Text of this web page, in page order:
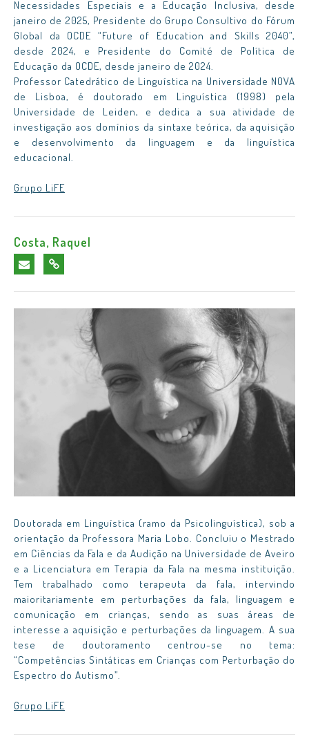
Necessidades Especiais e a Educação Inclusiva, desde
janeiro de 2025, Presidente do Grupo Consultivo do Fórum
Global da OCDE “Future of Education and Skills 2040”,
desde 2024, e Presidente do Comité de Política de
Educação da OCDE, desde janeiro de 2024.
Professor Catedrático de Linguística na Universidade NOVA
de Lisboa, é doutorado em Linguística (1998) pela
Universidade de Leiden, e dedica a sua atividade de
investigação aos domínios da sintaxe teórica, da aquisição
e desenvolvimento da linguagem e da linguística
educacional.
Grupo LiFE
Costa, Raquel
Doutorada em Linguística (ramo da Psicolinguística), sob a
orientação da Professora Maria Lobo. Concluiu o Mestrado
em Ciências da Fala e da Audição na Universidade de Aveiro
e a Licenciatura em Terapia da Fala na mesma instituição.
Tem trabalhado como terapeuta da fala, intervindo
maioritariamente em perturbações da fala, linguagem e
comunicação em crianças, sendo as suas áreas de
interesse a aquisição e perturbações da linguagem. A sua
tese de doutoramento centrou-se no tema:
“Competências Sintáticas em Crianças com Perturbação do
Espectro do Autismo”.
Grupo LiFE